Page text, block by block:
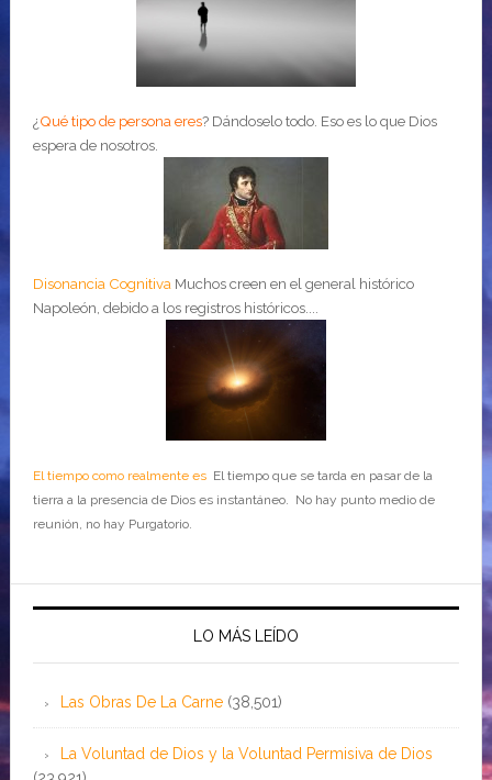
¿Qué tipo de persona eres? Dándoselo todo. Eso es lo que Dios
espera de nosotros.
Disonancia Cognitiva Muchos creen en el general histórico
Napoleón, debido a los registros históricos....
El tiempo como realmente esEl tiempo que se tarda en pasar de la
tierra a la presencia de Dios es instantáneo. No hay punto medio de
reunión, no hay Purgatorio.
LO MÁS LEÍDO
Las Obras De La Carne (38,501)
La Voluntad de Dios y la Voluntad Permisiva de Dios